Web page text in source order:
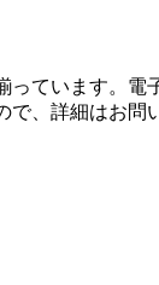
っています。電
で、詳細はお問